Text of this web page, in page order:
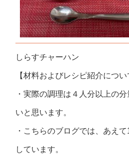
しらすチャーハン
【材料およびレシピ紹介につい
・実際の調理は４人分以上の
いと思います。
・こちらのブログでは、あえ
しています。